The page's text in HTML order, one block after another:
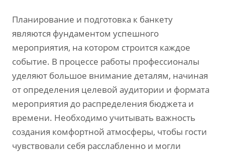
Планирование и подготовка к банкету
являются фундаментом успешного
мероприятия, на котором строится каждое
событие. В процессе работы профессионалы
уделяют большое внимание деталям, начиная
от определения целевой аудитории и формата
мероприятия до распределения бюджета и
времени. Необходимо учитывать важность
создания комфортной атмосферы, чтобы гости
чувствовали себя расслабленно и могли